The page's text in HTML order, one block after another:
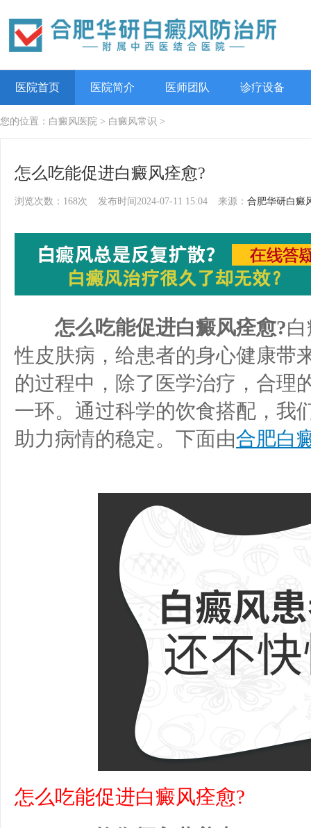
医院首页 医院简介 医师团队 诊疗设备
您的位置： 白癜风医院 > 白癜风常识 >
怎么吃能促进白癜风痊愈?
浏览次数：168次 发布时间2024-07-11 15:04 来源： 合肥华研白癜
怎么吃能促进白癜风痊愈?
性皮肤病，给患者的身心健康带
的过程中，除了医学治疗，合理
一环。通过科学的饮食搭配，我
助力病情的稳定。下面由合肥白
怎么吃能促进白癜风痊愈?